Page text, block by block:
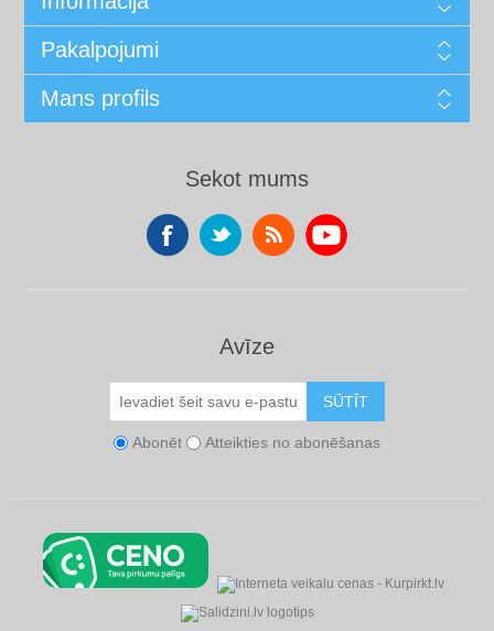
Pakalpojumi
Mans profils
Sekot mums
Avīze
SŪTĪT
Abonēt Atteikties no abonēšanas